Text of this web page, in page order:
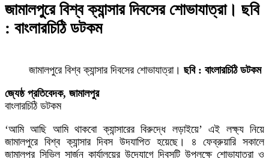
জামালপুরে বিশ্ব ক্যান্সার দিবসের শোভাযাত্রা। ছবি
: বাংলারচিঠি ডটকম
জামালপুরে বিশ্ব ক্যান্সার দিবসের শোভাযাত্রা। ছবি : বাংলারচিঠি ডটকম
জ্যেষ্ঠ প্রতিবেদক, জামালপুর
বাংলারচিঠি ডটকম
‘আমি আছি আমি থাকবো ক্যান্সারের বিরুদ্ধে লড়াইয়ে’ এই লক্ষ্য নিয়ে
জামালপুরে বিশ্ব ক্যান্সার দিবস উদযাপিত হয়েছে। ৪ ফেব্রুয়ারি সকালে
জামালপুর সিভিল সার্জন কার্যালয়ের উদ্যোগে দিবসটি উপলক্ষে শোভাযাত্রা ও